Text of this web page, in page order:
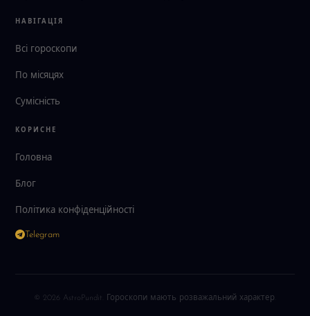
НАВІГАЦІЯ
Всі гороскопи
По місяцях
Сумісність
КОРИСНЕ
Головна
Блог
Політика конфіденційності
Telegram
© 2026 AstroPundit. Гороскопи мають розважальний характер.